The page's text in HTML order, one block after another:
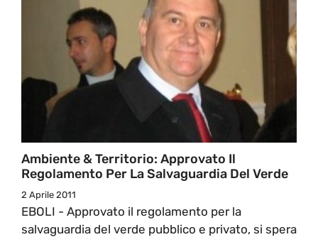
Ambiente & Territorio: Approvato Il
Regolamento Per La Salvaguardia Del Verde
2 Aprile 2011
EBOLI - Approvato il regolamento per la
salvaguardia del verde pubblico e privato, si spera